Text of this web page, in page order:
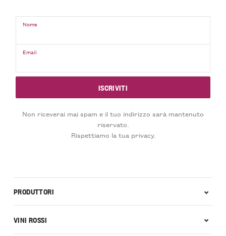
Nome
Email
Non riceverai mai spam e il tuo indirizzo sarà mantenuto
riservato.
Rispettiamo la tua privacy.
PRODUTTORI
VINI ROSSI